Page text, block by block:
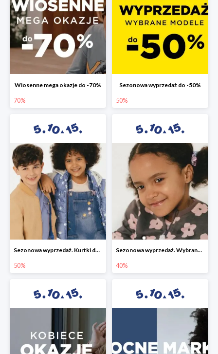
Wiosenne mega okazje do -70%
70%
Sezonowa wyprzedaż do -50%
50%
Sezonowa wyprzedaż. Kurtki do -50%
50%
Sezonowa wyprzedaż. Wybrane modele do -40%
40%